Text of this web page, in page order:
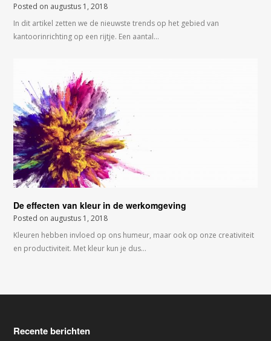
Posted on augustus 1, 2018
In dit artikel zetten we de nieuwste trends op het gebied van
kantoorinrichting op een rijtje. Een aantal…
De effecten van kleur in de werkomgeving
Posted on augustus 1, 2018
Kleuren hebben invloed op ons humeur, maar ook op onze creativiteit
en productiviteit. Met kleur kun je dus…
Recente berichten